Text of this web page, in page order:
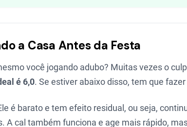
a Casa Antes da Festa
você jogando adubo? Muitas vezes o
é 6,0. Se estiver abaixo disso, tem que
é barato e tem efeito residual, ou seja,
A cal também funciona e age mais rápido,